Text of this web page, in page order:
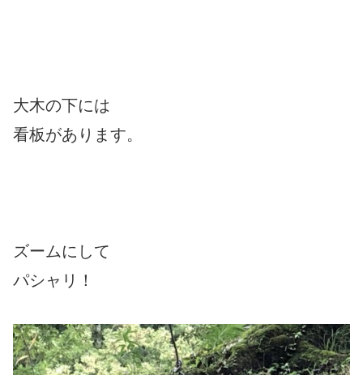
大木の下には
看板があります。
ズームにして
パシャリ！